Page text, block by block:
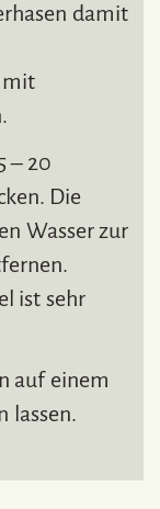
damit
mit
– 20
Die
Wasser zur
ist sehr
auf einem
lassen.